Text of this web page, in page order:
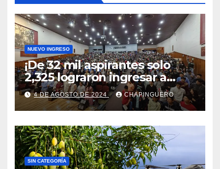
NUEVO INGRESO
¡De 32 mil aspirantes solo
2,325 lograron ingresar a
Chapingo!
4 DE AGOSTO DE 2024 CHAPINGUERO
SIN CATEGORÍA